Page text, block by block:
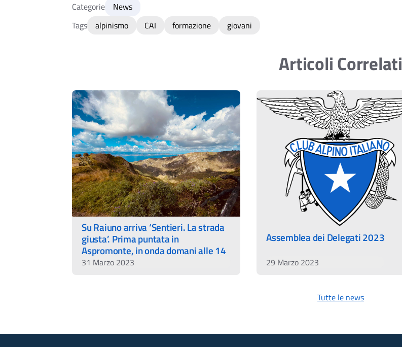
Categorie
News
Tags
alpinismo CAI formazione giovani
Articoli Correlati
Su Raiuno arriva ‘Sentieri. La strada
giusta’. Prima puntata in
Aspromonte, in onda domani alle 14
31 Marzo 2023
Assemblea dei Delegati 2023
29 Marzo 2023
Tutte le news